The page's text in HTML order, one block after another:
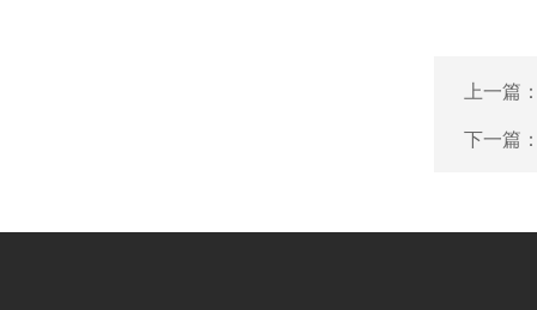
上一篇
下一篇